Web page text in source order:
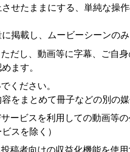
せたままにする、単純な
掲載し、ムービーシーンの
だし、動画等に字幕、ご自
ます。
ください。
をまとめて冊子などの別の媒
ービスを利用しての動画等の
スを除く）
稿者向けの収益化機能を使